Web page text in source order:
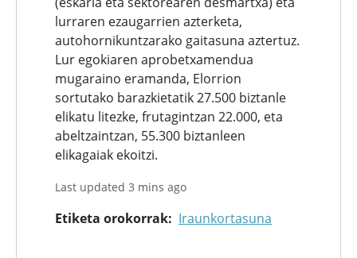
lurraren ezaugarrien azterketa,
autohornikuntzarako gaitasuna aztertuz.
Lur egokiaren aprobetxamendua
mugaraino eramanda, Elorrion
sortutako barazkietatik 27.500 biztanle
elikatu litezke, frutagintzan 22.000, eta
abeltzaintzan, 55.300 biztanleen
elikagaiak ekoitzi.
Last updated 3 mins ago
Etiketa orokorrak Iraunkortasuna